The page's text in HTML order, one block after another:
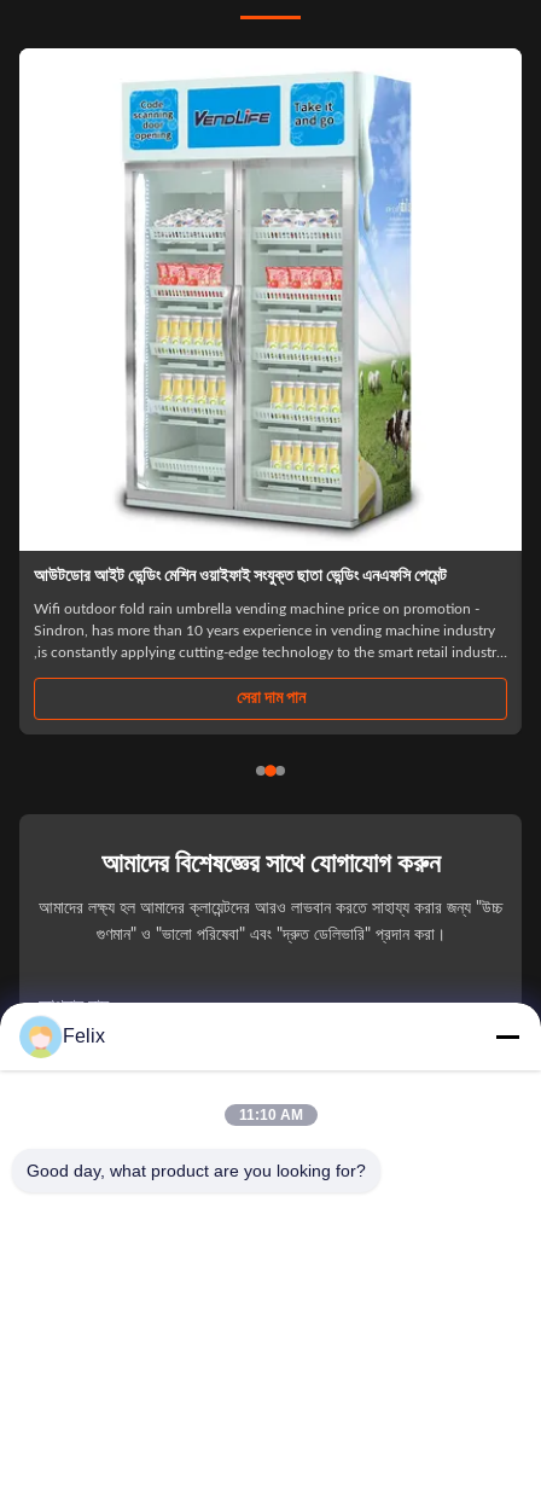
এনএফসি পেমেন্ট
price on promotion -
vending machine industry
to the smart retail industry
দুধ স্মার্ট ভেন্ডিং মেশিন 500W ডাবল দরজার জন্য
top sale id card reader smart fridge ice cream milk
foods and drinks Specification: Excellent clients
selected,Before settlement,Resolve your
need,Close the ...
আমাদের বিশেষজ্ঞের সাথে যোগাযোগ করুন
আমাদের লক্ষ্য হল আমাদের ক্লায়েন্টদের আরও লাভবান করতে সাহায্য করার জন্য "উচ্চ
গুণমান" ও "ভালো পরিষেবা" এবং "দ্রুত ডেলিভারি" প্রদান করা।
আপনার নাম
*
Felix
11:10 AM
Good day, what product are you looking for?